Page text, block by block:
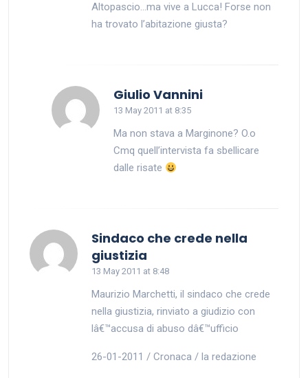
Altopascio…ma vive a Lucca! Forse non
ha trovato l’abitazione giusta?
Giulio Vanninisays:
13 May 2011 at 8:35
Ma non stava a Marginone? O.o
Cmq quell’intervista fa sbellicare
dalle risate
Sindaco che crede nella
giustizia
13 May 2011 at 8:48
Maurizio Marchetti, il sindaco che crede
nella giustizia, rinviato a giudizio con
lâ€™accusa di abuso dâ€™ufficio
26-01-2011 / Cronaca / la redazione